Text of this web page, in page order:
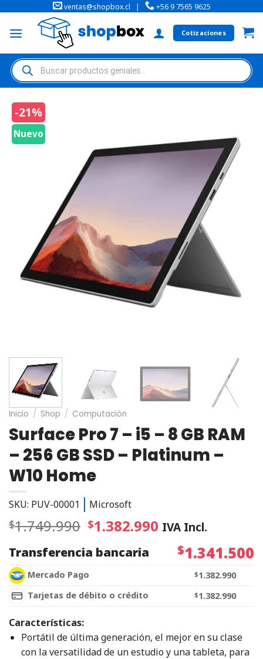
ventas@shopbox.cl | +56 9 7565 9625
Cotizaciones
-21%
Nuevo
Inicio / Shop / Computación
Surface Pro 7 – i5 – 8 GB RAM
– 256 GB SSD – Platinum –
W10 Home
SKU: PUV-00001 Microsoft
$1.749.990 $1.382.990 IVA Incl.
Transferencia bancaria
$1.341.500
Mercado Pago $1.382.990
Tarjetas de débito o crédito
$1.382.990
Características:
Portátil de última generación, el mejor en su clase
con la versatilidad de un estudio y una tableta, para